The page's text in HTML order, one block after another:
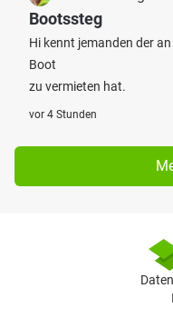
Bootssteg
Hi kennt jemanden der
Boot
zu vermieten hat.
vor 4 Stunden